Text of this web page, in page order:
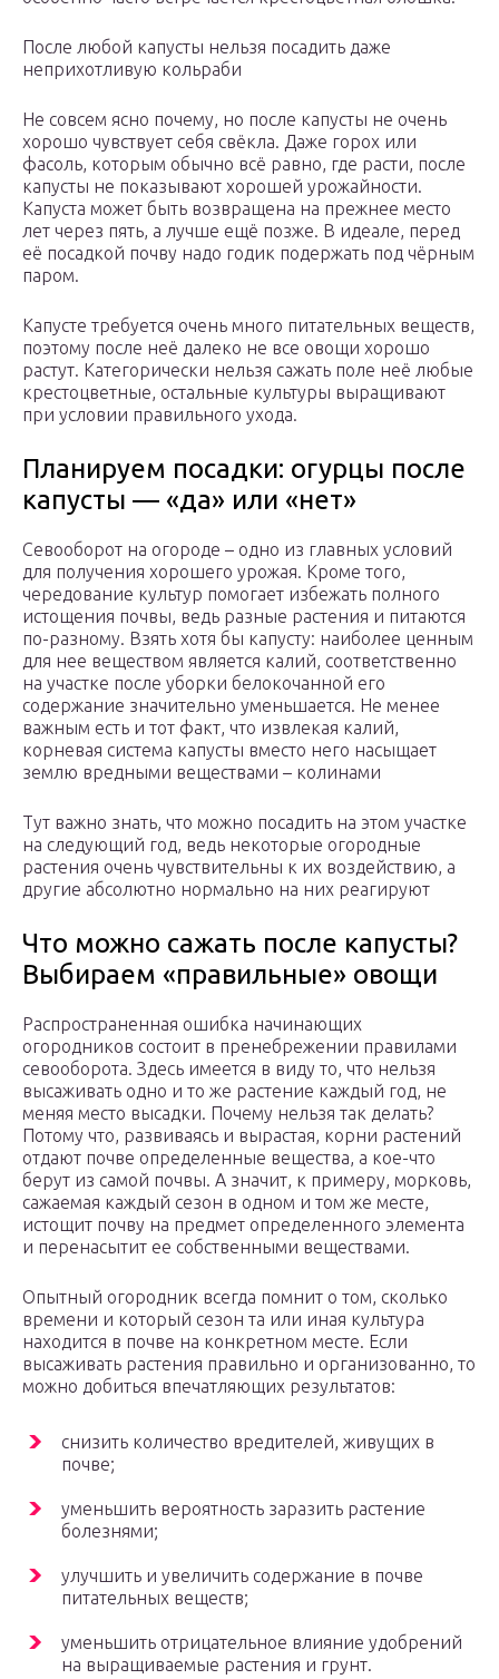
После любой капусты нельзя посадить даже
неприхотливую кольраби
Не совсем ясно почему, но после капусты не очень
хорошо чувствует себя свёкла. Даже горох или
фасоль, которым обычно всё равно, где расти, после
капусты не показывают хорошей урожайности.
Капуста может быть возвращена на прежнее место
лет через пять, а лучше ещё позже. В идеале, перед
её посадкой почву надо годик подержать под чёрным
паром.
Капусте требуется очень много питательных веществ,
поэтому после неё далеко не все овощи хорошо
растут. Категорически нельзя сажать поле неё любые
крестоцветные, остальные культуры выращивают
при условии правильного ухода.
Планируем посадки: огурцы после
капусты — «да» или «нет»
Севооборот на огороде – одно из главных условий
для получения хорошего урожая. Кроме того,
чередование культур помогает избежать полного
истощения почвы, ведь разные растения и питаются
по-разному. Взять хотя бы капусту: наиболее ценным
для нее веществом является калий, соответственно
на участке после уборки белокочанной его
содержание значительно уменьшается. Не менее
важным есть и тот факт, что извлекая калий,
корневая система капусты вместо него насыщает
землю вредными веществами – колинами
Тут важно знать, что можно посадить на этом участке
на следующий год, ведь некоторые огородные
растения очень чувствительны к их воздействию, а
другие абсолютно нормально на них реагируют
Что можно сажать после капусты?
Выбираем «правильные» овощи
Распространенная ошибка начинающих
огородников состоит в пренебрежении правилами
севооборота. Здесь имеется в виду то, что нельзя
высаживать одно и то же растение каждый год, не
меняя место высадки. Почему нельзя так делать?
Потому что, развиваясь и вырастая, корни растений
отдают почве определенные вещества, а кое-что
берут из самой почвы. А значит, к примеру, морковь,
сажаемая каждый сезон в одном и том же месте,
истощит почву на предмет определенного элемента
и перенасытит ее собственными веществами.
Опытный огородник всегда помнит о том, сколько
времени и который сезон та или иная культура
находится в почве на конкретном месте. Если
высаживать растения правильно и организованно, то
можно добиться впечатляющих результатов:
снизить количество вредителей, живущих в
почве;
уменьшить вероятность заразить растение
болезнями;
улучшить и увеличить содержание в почве
питательных веществ;
уменьшить отрицательное влияние удобрений
на выращиваемые растения и грунт.